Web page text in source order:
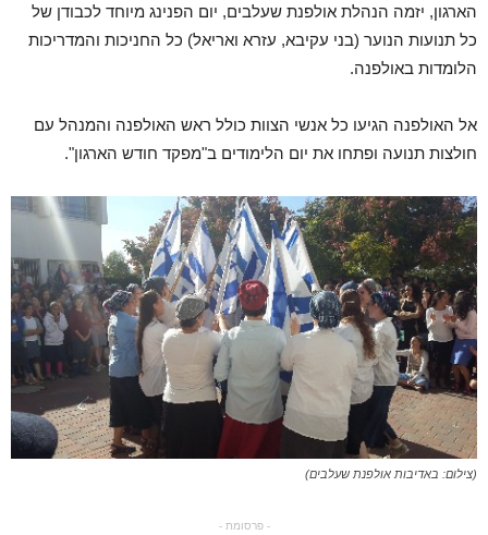
הארגון, יזמה הנהלת אולפנת שעלבים, יום הפנינג מיוחד לכבודן של
כל תנועות הנוער (בני עקיבא, עזרא ואריאל) כל החניכות והמדריכות
הלומדות באולפנה.
אל האולפנה הגיעו כל אנשי הצוות כולל ראש האולפנה והמנהל עם
חולצות תנועה ופתחו את יום הלימודים ב"מפקד חודש הארגון".
(צילום: באדיבות אולפנת שעלבים)
- פרסומת -